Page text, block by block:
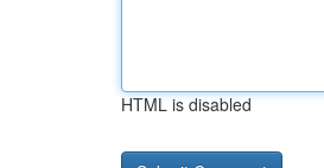
HTML is disabled